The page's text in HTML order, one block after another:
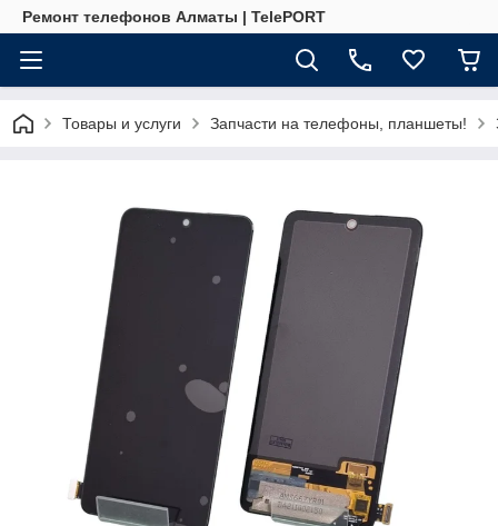
Ремонт телефонов Алматы | TelePORT
Товары и услуги Запчасти на телефоны, планшеты!